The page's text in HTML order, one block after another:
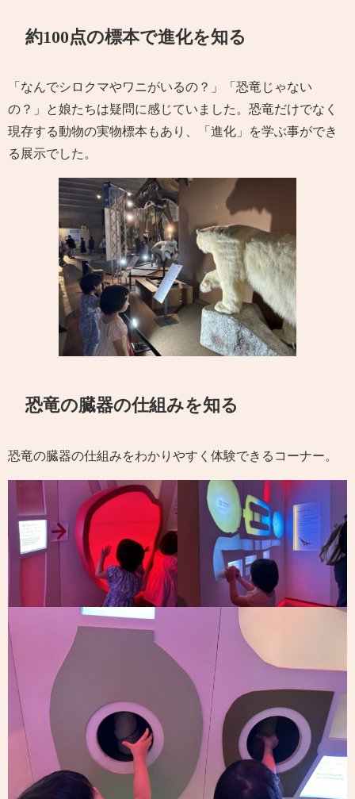
約100点の標本で進化を知る
「なんでシロクマやワニがいるの？」「恐竜じゃない
の？」と娘たちは疑問に感じていました。恐竜だけでなく
現存する動物の実物標本もあり、「進化」を学ぶ事ができ
る展示でした。
恐竜の臓器の仕組みを知る
恐竜の臓器の仕組みをわかりやすく体験できるコーナー。